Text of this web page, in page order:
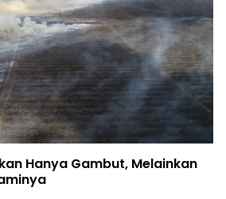
Hanya Gambut, Melainkan